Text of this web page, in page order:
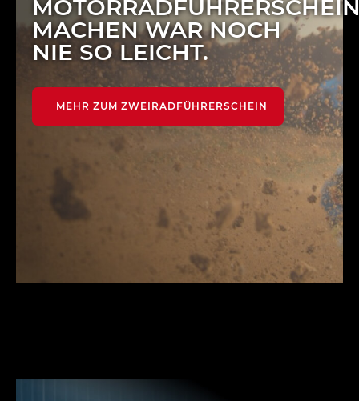
MACHEN WAR NOCH
NIE SO LEICHT.
MEHR ZUM ZWEIRADFÜHRERSCHEIN